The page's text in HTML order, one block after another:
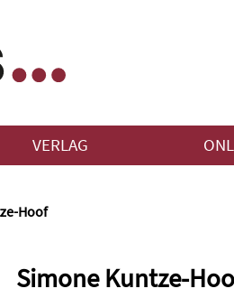
VERLAG
Hoof
Simone Kuntze-